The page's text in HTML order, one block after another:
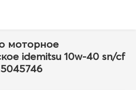
моторное
idemitsu 10w-40 sn/cf